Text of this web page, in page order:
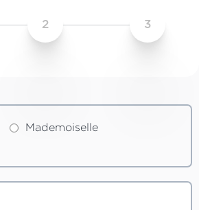
2 3
Mademoiselle